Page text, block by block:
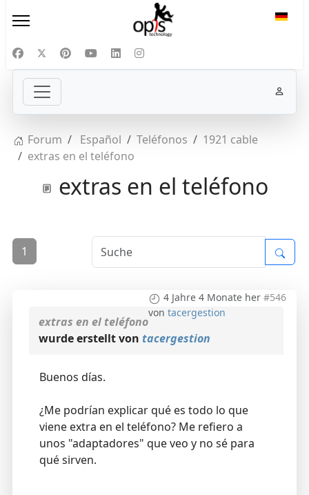
Forum Español Teléfonos
1921 cable
extras en el teléfono
extras en el teléfono
1
4 Jahre 4 Monate her #546
vontacergestion
extras en el teléfono
wurde erstellt von tacergestion
Buenos días.
¿Me podrían explicar qué es todo lo que
viene extra en el teléfono? Me refiero a
unos "adaptadores" que veo y no sé para
qué sirven.